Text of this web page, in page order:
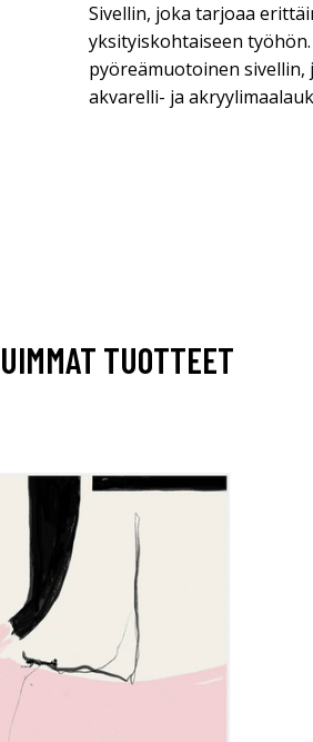
Sivellin, joka tarjoaa
yksityiskohtaiseen
pyöreämuotoinen sivellin,
akvarelli- ja
TUOTTEET